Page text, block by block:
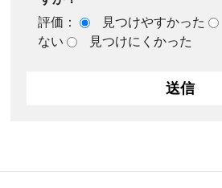
評価：
見つけやすかった
ない
見つけにくかった